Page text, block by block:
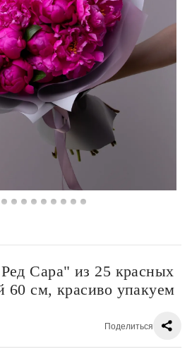
Сара" из 25 красных
60 см, красиво упакуем
Поделиться